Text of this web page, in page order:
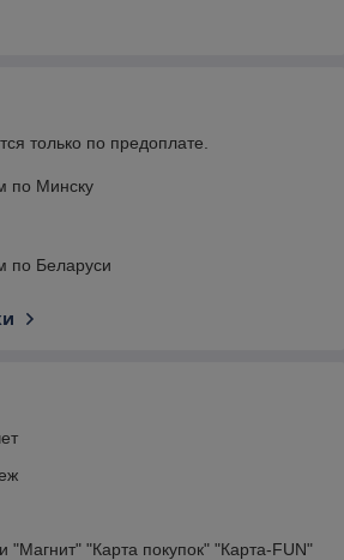
только по предоплате.
по Минску
по Беларуси
"Магнит" "Карта покупок" "Карта-FUN"